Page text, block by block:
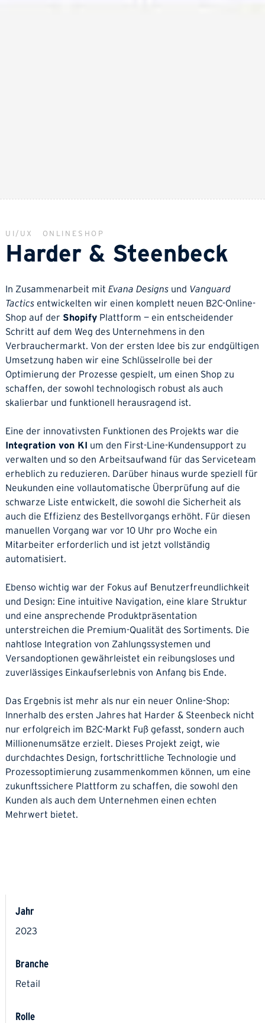
UI/UX ONLINESHOP
Harder & Steenbeck
In Zusammenarbeit mit Evana Designsund Vanguard
Tacticsentwickelten wir einen komplett neuen B2C-Online-
Shop auf der ShopifyPlattform — ein entscheidender
Schritt auf dem Weg des Unternehmens in den
Verbrauchermarkt. Von der ersten Idee bis zur endgültigen
Umsetzung haben wir eine Schlüsselrolle bei der
Optimierung der Prozesse gespielt, um einen Shop zu
schaffen, der sowohl technologisch robust als auch
skalierbar und funktionell herausragend ist.
Eine der innovativsten Funktionen des Projekts war die
Integration von KI um den First-Line-Kundensupport zu
verwalten und so den Arbeitsaufwand für das Serviceteam
erheblich zu reduzieren. Darüber hinaus wurde speziell für
Neukunden eine vollautomatische Überprüfung auf die
schwarze Liste entwickelt, die sowohl die Sicherheit als
auch die Effizienz des Bestellvorgangs erhöht. Für diesen
manuellen Vorgang war vor 10 Uhr pro Woche ein
Mitarbeiter erforderlich und ist jetzt vollständig
automatisiert.
Ebenso wichtig war der Fokus auf Benutzerfreundlichkeit
und Design: Eine intuitive Navigation, eine klare Struktur
und eine ansprechende Produktpräsentation
unterstreichen die Premium-Qualität des Sortiments. Die
nahtlose Integration von Zahlungssystemen und
Versandoptionen gewährleistet ein reibungsloses und
zuverlässiges Einkaufserlebnis von Anfang bis Ende.
Das Ergebnis ist mehr als nur ein neuer Online-Shop:
Innerhalb des ersten Jahres hat Harder & Steenbeck nicht
nur erfolgreich im B2C-Markt Fuß gefasst, sondern auch
Millionenumsätze erzielt. Dieses Projekt zeigt, wie
durchdachtes Design, fortschrittliche Technologie und
Prozessoptimierung zusammenkommen können, um eine
zukunftssichere Plattform zu schaffen, die sowohl den
Kunden als auch dem Unternehmen einen echten
Mehrwert bietet.
Jahr
2023
Branche
Retail
Rolle